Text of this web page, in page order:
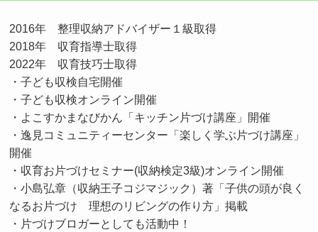
2016年 整理収納アドバイザー１級取得
2018年 収育指導士取得
2022年 収育技巧士取得
・子ども収検自宅開催
・子ども収検オンライン開催
・よこすかまなびかん「キッチン片づけ講座」開催
・逸見コミュニティーセンター「楽しく学ぶ片づけ講座」
開催
・収育お片づけセミナー(収納検定3級)オンライン開催
・小島弘章（収納王子コジマジック）著「子供の頭が良く
なるお片づけ 理想のリビングの作り方」掲載
・片づけブロガーとしても活動中！